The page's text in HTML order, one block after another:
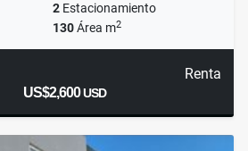
2 Estacionamiento
130Área m2
Renta
US$2,600USD